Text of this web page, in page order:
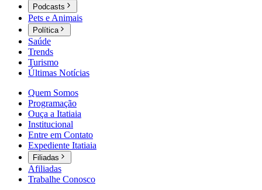
Podcasts
Pets e Animais
Política
Saúde
Trends
Turismo
Últimas Notícias
Quem Somos
Programação
Ouça a Itatiaia
Institucional
Entre em Contato
Expediente Itatiaia
Filiadas
Afiliadas
Trabalhe Conosco